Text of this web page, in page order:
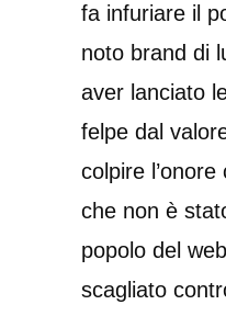
fa infuriare il
noto brand di
aver lanciato
felpe dal
colpire
che non è
popolo del
scagliato